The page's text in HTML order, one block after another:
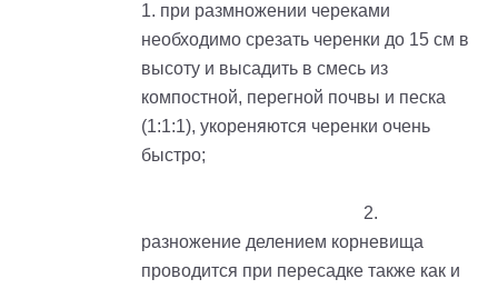
1. при размножении череками
необходимо срезать черенки до 15 см в
высоту и высадить в смесь из
компостной, перегной почвы и песка
(1:1:1), укореняются черенки очень
быстро;
2.
разножение делением корневища
проводится при пересадке также как и